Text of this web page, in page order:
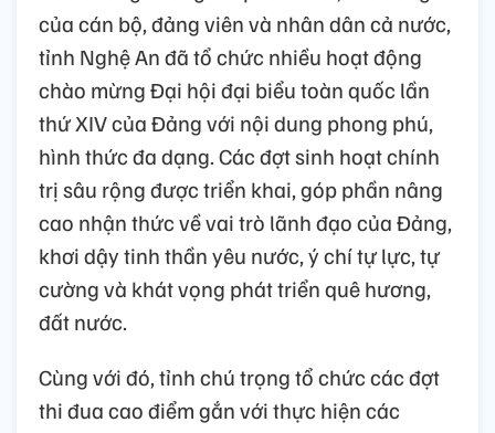
của cán bộ, đảng viên và nhân dân cả nước,
tỉnh Nghệ An đã tổ chức nhiều hoạt động
chào mừng Đại hội đại biểu toàn quốc lần
thứ XIV của Đảng với nội dung phong phú,
hình thức đa dạng. Các đợt sinh hoạt chính
trị sâu rộng được triển khai, góp phần nâng
cao nhận thức về vai trò lãnh đạo của Đảng,
khơi dậy tinh thần yêu nước, ý chí tự lực, tự
cường và khát vọng phát triển quê hương,
đất nước.
Cùng với đó, tỉnh chú trọng tổ chức các đợt
thi đua cao điểm gắn với thực hiện các